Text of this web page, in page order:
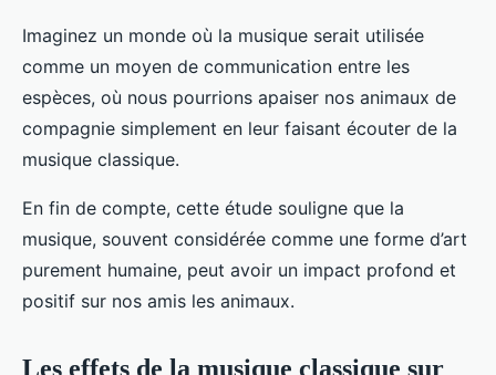
Imaginez un monde où la musique serait utilisée
comme un moyen de communication entre les
espèces, où nous pourrions apaiser nos animaux de
compagnie simplement en leur faisant écouter de la
musique classique.
En fin de compte, cette étude souligne que la
musique, souvent considérée comme une forme d’art
purement humaine, peut avoir un impact profond et
positif sur nos amis les animaux.
Les effets de la musique classique sur